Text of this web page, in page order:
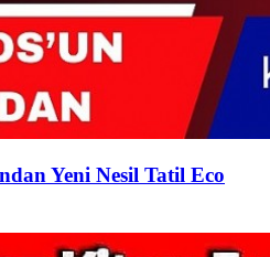
Yeni Nesil Tatil Eco